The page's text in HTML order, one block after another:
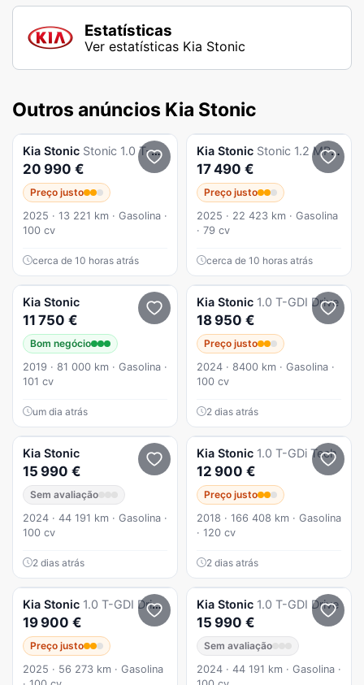
Estatísticas
Ver estatísticas Kia Stonic
Outros anúncios Kia Stonic
Kia Stonic Stonic 1.0 T-GDi Drive
20 990 €
Preço justo
2025 · 13 221 km · Gasolina ·
100 cv
cerca de 10 horas atrás
Kia Stonic Stonic 1.2 MPi Vibe
17 490 €
Preço justo
2025 · 22 423 km · Gasolina
· 79 cv
cerca de 10 horas atrás
Kia Stonic
11 750 €
Bom negócio
2019 · 81 000 km · Gasolina ·
101 cv
um dia atrás
Kia Stonic 1.0 T-GDI Drive
18 950 €
Preço justo
2024 · 8400 km · Gasolina ·
100 cv
2 dias atrás
Kia Stonic
15 990 €
Sem avaliação
2024 · 44 191 km · Gasolina ·
100 cv
2 dias atrás
Kia Stonic 1.0 T-GDi Tech
12 900 €
Preço justo
2018 · 166 408 km · Gasolina
· 120 cv
2 dias atrás
Kia Stonic 1.0 T-GDI Drive 7DCT
19 900 €
Preço justo
2025 · 56 273 km · Gasolina
Kia Stonic 1.0 T-GDI Drive
15 990 €
Sem avaliação
2024 · 44 191 km · Gasolina ·